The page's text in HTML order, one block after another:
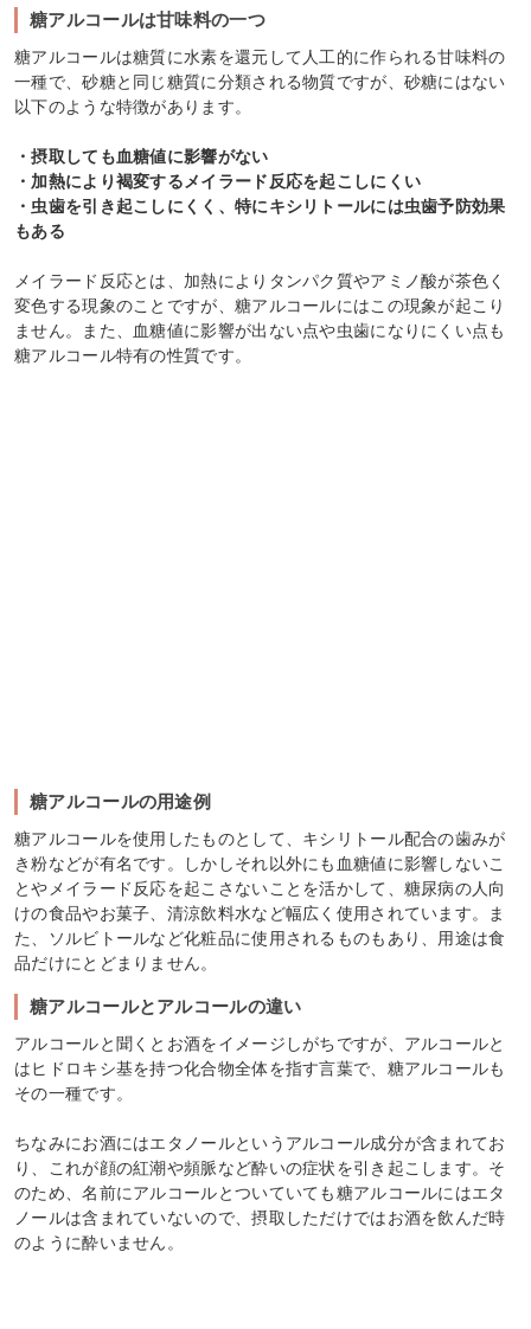
糖アルコールは甘味料の一つ
糖アルコールは糖質に水素を還元して人工的に作られる甘味料の
一種で、砂糖と同じ糖質に分類される物質ですが、砂糖にはない
以下のような特徴があります。
・摂取しても血糖値に影響がない
・加熱により褐変するメイラード反応を起こしにくい
・虫歯を引き起こしにくく、特にキシリトールには虫歯予防効果
もある
メイラード反応とは、加熱によりタンパク質やアミノ酸が茶色く
変色する現象のことですが、糖アルコールにはこの現象が起こり
ません。また、血糖値に影響が出ない点や虫歯になりにくい点も
糖アルコール特有の性質です。
糖アルコールの用途例
糖アルコールを使用したものとして、キシリトール配合の歯みが
き粉などが有名です。しかしそれ以外にも血糖値に影響しないこ
とやメイラード反応を起こさないことを活かして、糖尿病の人向
けの食品やお菓子、清涼飲料水など幅広く使用されています。ま
た、ソルビトールなど化粧品に使用されるものもあり、用途は食
品だけにとどまりません。
糖アルコールとアルコールの違い
アルコールと聞くとお酒をイメージしがちですが、アルコールと
はヒドロキシ基を持つ化合物全体を指す言葉で、糖アルコールも
その一種です。
ちなみにお酒にはエタノールというアルコール成分が含まれてお
り、これが顔の紅潮や頻脈など酔いの症状を引き起こします。そ
のため、名前にアルコールとついていても糖アルコールにはエタ
ノールは含まれていないので、摂取しただけではお酒を飲んだ時
のように酔いません。